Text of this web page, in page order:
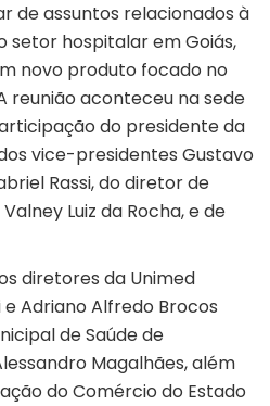
de assuntos relacionados à
setor hospitalar em Goiás,
novo produto focado no
reunião aconteceu na sede
do presidente da
vice-presidentes Gustavo
Rassi, do diretor de
Luiz da Rocha, e de
diretores da Unimed
e Adriano Alfredo Brocos
de Saúde de
Magalhães, além
do Comércio do Estado